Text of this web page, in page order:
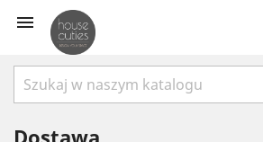

Dostawa